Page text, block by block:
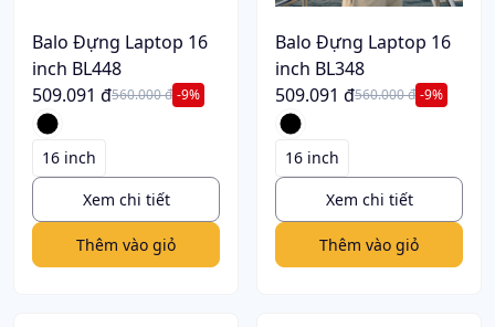
Balo Đựng Laptop 16
inch BL448
509.091 đ560.000 đ -9%
16 inch
Xem chi tiết
Thêm vào giỏ
Balo Đựng Laptop 16
inch BL348
509.091 đ560.000 đ -9%
16 inch
Xem chi tiết
Thêm vào giỏ